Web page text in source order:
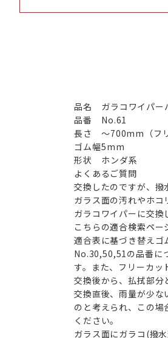
品名
ガラコワイパー
品番
No.61
長さ
～700mm（フ
ゴム幅5mm
形状
ホンダ系
よくあるご質問
交換したのですが、撥
ガラス面の汚れやホコ
ガラコワイパーに交換
こちらの適合検索ペー
適合表に基づき替えゴ
No.30,50,51の品番に
す。また、フリーカッ
交換後から、払拭部分
交換直後、雨量が少な
のと考えられ、この
ください。
ガラス面にガラコ(撥